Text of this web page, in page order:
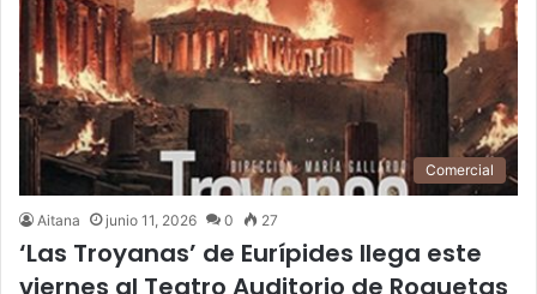
Comercial
Aitana junio 11, 2026 0 27
‘Las Troyanas’ de Eurípides llega este
viernes al Teatro Auditorio de Roquetas